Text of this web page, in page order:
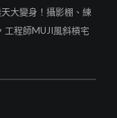
大變身！攝影棚、練
工程師MUJI風斜槓宅